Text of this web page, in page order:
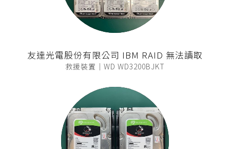
友達光電股份有限公司 IBM RAID 無法讀取
救援裝置｜WD WD3200BJKT